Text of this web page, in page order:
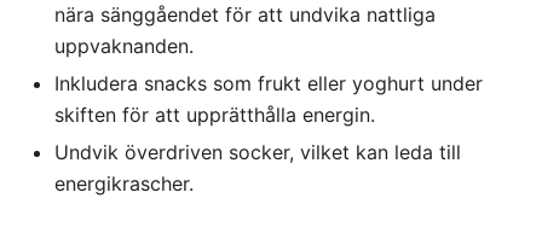
nära sänggåendet för att undvika nattliga
uppvaknanden.
Inkludera snacks som frukt eller yoghurt under
skiften för att upprätthålla energin.
Undvik överdriven socker, vilket kan leda till
energikrascher.